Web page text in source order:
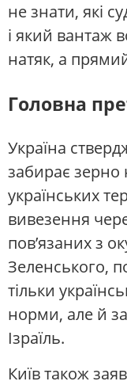
не знати, які
і який вантаж
натяк, а
Головна
Україна
забирає зерно
українських
вивезення
пов’язаних з
Зеленського,
тільки
норми, але й
Ізраїль.
Київ також